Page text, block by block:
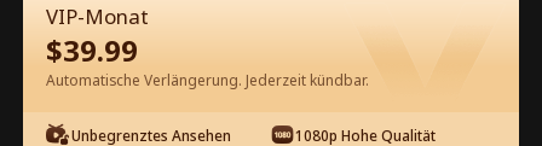
VIP-Monat
$39.99
Automatische Verlängerung. Jederzeit kündbar.
Unbegrenztes Ansehen 1080p Hohe Qualität